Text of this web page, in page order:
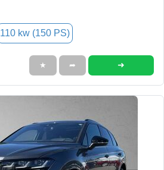
110 kw (150 PS)
★ ➦ ➜